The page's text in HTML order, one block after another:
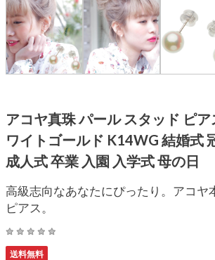
アコヤ真珠 パール スタッド ピ
ワイトゴールド K14WG 結婚式
成人式 卒業 入園 入学式 母の日
高級志向なあなたにぴったり。アコヤ
ピアス。
送料無料